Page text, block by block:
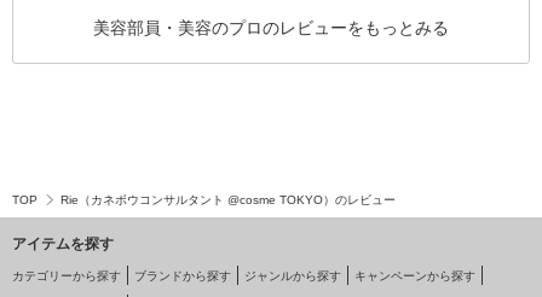
美容部員・美容のプロのレビューをもっとみる
TOP Rie（カネボウコンサルタント @cosme TOKYO）のレビュー
アイテムを探す
カテゴリーから探す ブランドから探す ジャンルから探す キャンペーンから探す